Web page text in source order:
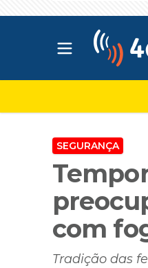
Abrir menu
SEGURANÇA
com
Tradição das